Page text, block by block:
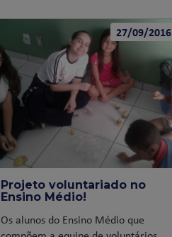
27/09/2016
Projeto voluntariado no
Ensino Médio!
Os alunos do Ensino Médio que